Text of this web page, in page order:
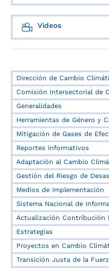
Videos
Dirección de Cambio
Comisión Intersectorial de
Generalidades
Herramientas de Género y
Mitigación de Gases de
Reportes informativos
Adaptación al Cambio
Gestión del Riesgo de
Medios de Implementación
Sistema Nacional de
Actualización Contribución
Estrategias
Proyectos en Cambio
Transición Justa de la